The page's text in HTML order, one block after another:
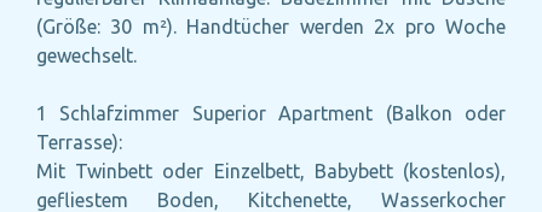
(Größe: 30 m²). Handtücher werden 2x pro Woche
gewechselt.
1 Schlafzimmer Superior Apartment (Balkon oder
Terrasse):
Mit Twinbett oder Einzelbett, Babybett (kostenlos),
gefliestem Boden, Kitchenette, Wasserkocher